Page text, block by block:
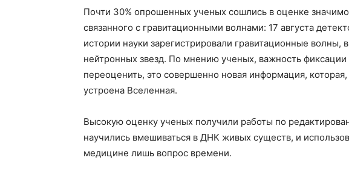
Почти 30% опрошенных ученых сошлись в оценке
связанного с гравитационными волнами: 17 августа
истории науки зарегистрировали гравитационные волны,
нейтронных звезд. По мнению ученых, важность фиксации
переоценить, это совершенно новая информация,
устроена Вселенная.
Высокую оценку ученых получили работы по
научились вмешиваться в ДНК живых существ, и
медицине лишь вопрос времени.